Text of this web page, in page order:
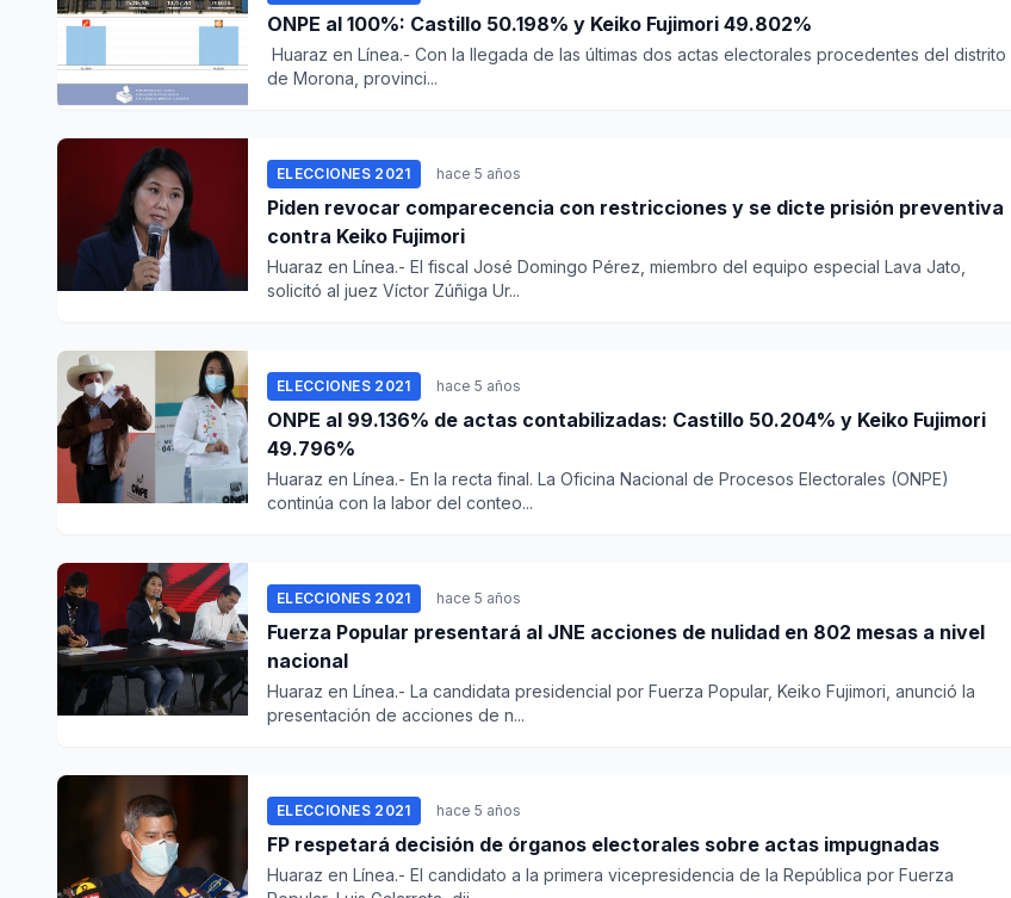
ONPE al 100%: Castillo 50.198% y Keiko Fujimori 49.802%
Huaraz en Línea.- Con la llegada de las últimas dos actas electorales procedentes del distrito
de Morona, provinci...
ELECCIONES 2021 hace 5 años
Piden revocar comparecencia con restricciones y se dicte prisión preventiva
contra Keiko Fujimori
Huaraz en Línea.- El fiscal José Domingo Pérez, miembro del equipo especial Lava Jato,
solicitó al juez Víctor Zúñiga Ur...
ELECCIONES 2021 hace 5 años
ONPE al 99.136% de actas contabilizadas: Castillo 50.204% y Keiko Fujimori
49.796%
Huaraz en Línea.- En la recta final. La Oficina Nacional de Procesos Electorales (ONPE)
continúa con la labor del conteo...
ELECCIONES 2021 hace 5 años
Fuerza Popular presentará al JNE acciones de nulidad en 802 mesas a nivel
nacional
Huaraz en Línea.- La candidata presidencial por Fuerza Popular, Keiko Fujimori, anunció la
presentación de acciones de n...
ELECCIONES 2021 hace 5 años
FP respetará decisión de órganos electorales sobre actas impugnadas
Huaraz en Línea.- El candidato a la primera vicepresidencia de la República por Fuerza